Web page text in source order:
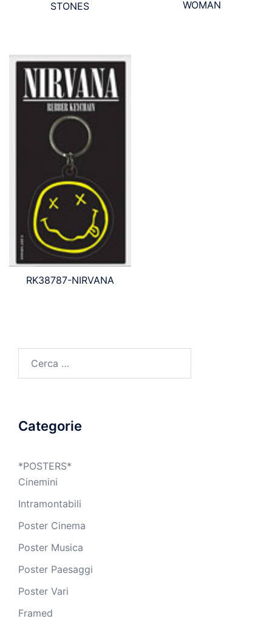
STONES
WOMAN
RK38787-NIRVANA
Categorie
*POSTERS*
Cinemini
Intramontabili
Poster Cinema
Poster Musica
Poster Paesaggi
Poster Vari
Framed